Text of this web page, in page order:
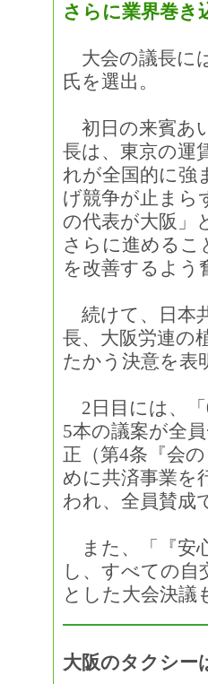
さらに業界巻き
大会の議長に
氏を選出。
初日の来賓あ
長は、東京の運
れが全国的に強
げ競争が止まら
の代表が大阪」
さらに進めるこ
を改善するよう
続けて、日本
長、大阪労連の
たかう決意を表
2日目には、「
5本の議案が全
正（第4条『会
めに共済事業を
われ、全員賛成
また、「『安
し、すべての自
とした大会決議
大阪のタクシー